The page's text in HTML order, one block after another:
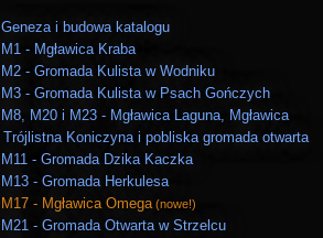
Geneza i budowa katalogu
M1 - Mgławica Kraba
M2 - Gromada Kulista w Wodniku
M3 - Gromada Kulista w Psach Gończych
M8, M20 i M23 - Mgławica Laguna, Mgławica
Trójlistna Koniczyna i pobliska gromada otwarta
M11 - Gromada Dzika Kaczka
M13 - Gromada Herkulesa
M17 - Mgławica Omega (nowe!)
M21 - Gromada Otwarta w Strzelcu